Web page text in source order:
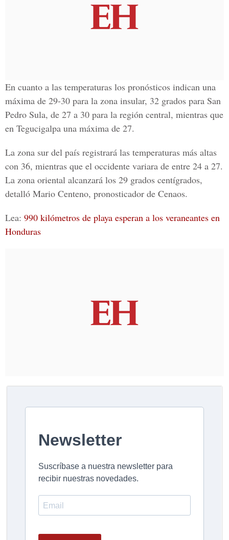
En cuanto a las temperaturas los pronósticos indican una
máxima de 29-30 para la zona insular, 32 grados para San
Pedro Sula, de 27 a 30 para la región central, mientras que
en Tegucigalpa una máxima de 27.
La zona sur del país registrará las temperaturas más altas
con 36, mientras que el occidente variara de entre 24 a 27.
La zona oriental alcanzará los 29 grados centígrados,
detalló Mario Centeno, pronosticador de Cenaos.
Lea: 990 kilómetros de playa esperan a los veraneantes en
Honduras